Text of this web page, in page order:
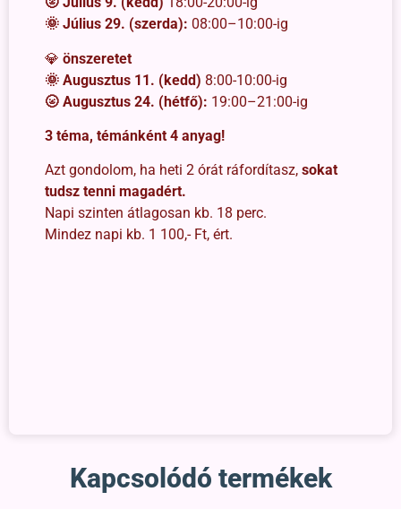
🌞 Július 29. (szerda): 08:00–10:00-ig
💎 önszeretet
🌞 Augusztus 11. (kedd) 8:00-10:00-ig
🌝 Augusztus 24. (hétfő): 19:00–21:00-ig
3 téma, témánként 4 anyag!
Azt gondolom, ha heti 2 órát ráfordítasz, sokat
tudsz tenni magadért.
Napi szinten átlagosan kb. 18 perc.
Mindez napi kb. 1 100,- Ft, ért.
Kapcsolódó termékek